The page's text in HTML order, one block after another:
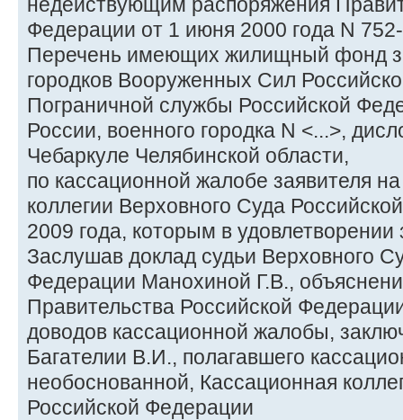
Федерации от 1 июня 2000 года N
Перечень имеющих жилищный фонд
городков Вооруженных Сил
Пограничной службы Российской
России, военного городка N <...>,
Чебаркуле Челябинской области,
по кассационной жалобе заявителя
коллегии Верховного Суда
2009 года, которым в удовлетворении
Заслушав доклад судьи Верховного
Федерации Манохиной Г.В.,
Правительства Российской
доводов кассационной жалобы,
Багателии В.И., полагавшего
необоснованной, Кассационная
Российской Федерации